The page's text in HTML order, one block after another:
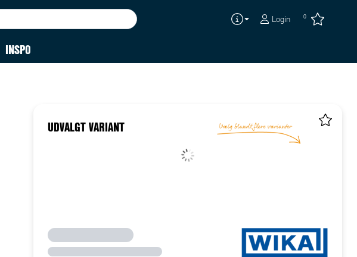
Login 0
INSPO
UDVALGT VARIANT